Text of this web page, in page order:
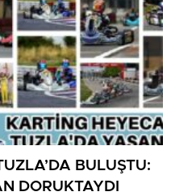
BULUŞTU:
DORUKTAYDI